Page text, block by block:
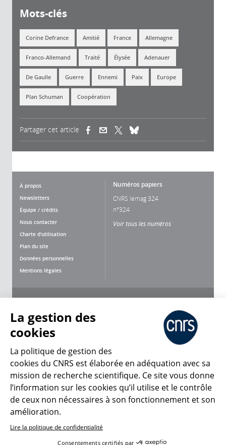
Mots-clés
Corine Defrance Amitié France Allemagne
Franco-Allemand Traité Élysée Adenauer
De Gaulle Guerre Ennemi Paix Europe
Plan Schuman Coopération
Partager cet article (link is external)(link is external)
À propos
Newsletters
Équipe / crédits
Nous contacter
Charte d'utilisation
Plan du site
Données personnelles
Mentions légales
Numéros papiers
CNRS lemag 324
n°324
Voir tous les numéros
CNRS Le Mag
© 2026, CNRS
Créer un compte Se connecter
La gestion des
cookies
La politique de gestion des
cookies du CNRS est élaborée en adéquation avec sa
mission de recherche scientifique. Ce site vous donne
l’information sur les cookies qu’il utilise et le contrôle
de ceux non nécessaires à son fonctionnement et son
amélioration.
Lire la politique de confidentialité
Consentements certifiés par